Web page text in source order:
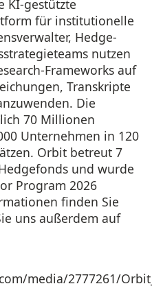
KI-gestützte
für institutionelle
Hedge-
nutzen
Frameworks auf
Transkripte
Die
70 Millionen
Unternehmen in 120
Orbit betreut 7
und wurde
Program 2026
finden Sie
uns außerdem auf
media/2777261/